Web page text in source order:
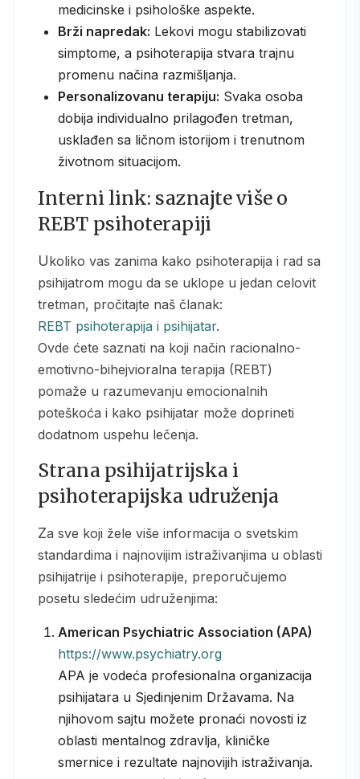
medicinske i psihološke aspekte.
Brži napredak: Lekovi mogu stabilizovati
simptome, a psihoterapija stvara trajnu
promenu načina razmišljanja.
Personalizovanu terapiju: Svaka osoba
dobija individualno prilagođen tretman,
usklađen sa ličnom istorijom i trenutnom
životnom situacijom.
Interni link: saznajte više o
REBT psihoterapiji
Ukoliko vas zanima kako psihoterapija i rad sa
psihijatrom mogu da se uklope u jedan celovit
tretman, pročitajte naš članak:
REBT psihoterapija i psihijatar.
Ovde ćete saznati na koji način racionalno-
emotivno-bihejvioralna terapija (REBT)
pomaže u razumevanju emocionalnih
poteškoća i kako psihijatar može doprineti
dodatnom uspehu lečenja.
Strana psihijatrijska i
psihoterapijska udruženja
Za sve koji žele više informacija o svetskim
standardima i najnovijim istraživanjima u oblasti
psihijatrije i psihoterapije, preporučujemo
posetu sledećim udruženjima:
American Psychiatric Association (APA)
https://www.psychiatry.org
APA je vodeća profesionalna organizacija
psihijatara u Sjedinjenim Državama. Na
njihovom sajtu možete pronaći novosti iz
oblasti mentalnog zdravlja, kliničke
smernice i rezultate najnovijih istraživanja.